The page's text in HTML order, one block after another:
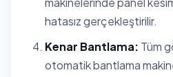
hatasız gerçekleştirilir.
Kenar Bantlama: Tüm
otomatik bantlama